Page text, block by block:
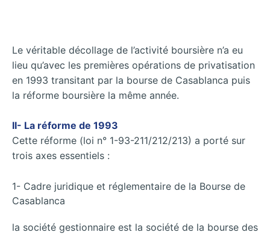
Le véritable décollage de l’activité boursière n’a eu
lieu qu’avec les premières opérations de privatisation
en 1993 transitant par la bourse de Casablanca puis
la réforme boursière la même année.
II- La réforme de 1993
Cette réforme (loi n° 1-93-211/212/213) a porté sur
trois axes essentiels :
1- Cadre juridique et réglementaire de la Bourse de
Casablanca
la société gestionnaire est la société de la bourse des